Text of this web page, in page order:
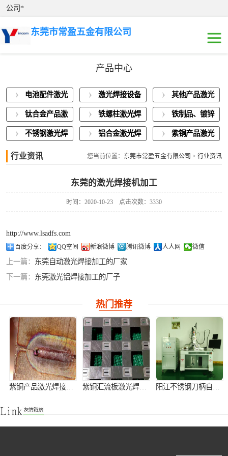
公司*
东莞市常盈五金有限公司
产品中心
电池配件激光
焊接
激光焊接设备
展示
其他产品激光
焊接
钛合金产品激
光焊接
铁螺柱激光焊
接加工
铁制品、镀锌
板激光焊接
不锈钢激光焊
铝合金激光焊
紫铜产品激光
行业资讯 您当前位置： 东莞市常盈五金有限公司 > 行业资讯
东莞的激光焊接机加工
时间：2020-10-23 点击次数：3330
http://www.lsadfs.com
百度分享： QQ空间 新浪微博 腾讯微博 人人网 微信
上一篇： 东莞自动激光焊接加工的厂家
下一篇： 东莞激光铝焊接加工的厂子
热门推荐
紫铜产品激光焊接加工 紫铜汇流板激光焊接加工 阳江不锈钢刀柄自动激光焊接机
接
激光焊接设备展
示
其他产品激光焊
铝合金激光焊接
紫铜产品激光焊